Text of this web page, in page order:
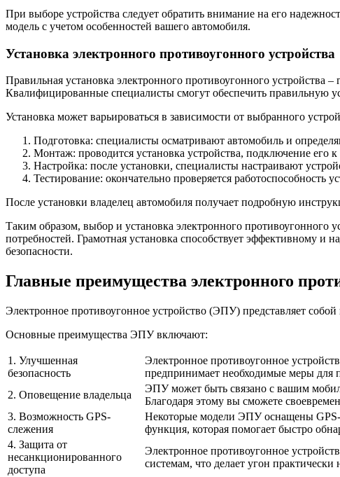
При выборе устройства следует обратить внимание на его
модель с учетом особенностей вашего автомобиля.
Установка электронного противоугонного устройства
Правильная установка электронного противоугонного устройства
Квалифицированные специалисты смогут обеспечить правильную
Установка может варьироваться в зависимости от выбранного
Подготовка: специалисты осматривают автомобиль и
Монтаж: проводится установка устройства, подключение его
Настройка: после установки, специалисты настраивают
Тестирование: окончательно проверяется работоспособность
После установки владелец автомобиля получает подробную
Таким образом, выбор и установка электронного противоугонного
потребностей. Грамотная установка способствует эффективному
безопасности.
Главные преимущества электронного
Электронное противоугонное устройство (ЭПУ) представляет
Основные преимущества ЭПУ включают:
1. Улучшенная
безопасность
Электронное противоугонное
предпринимает необходимые меры для
2. Оповещение владельца
ЭПУ может быть связано с вашим
Благодаря этому вы сможете
3. Возможность GPS-
слежения
Некоторые модели ЭПУ оснащены GPS-
функция, которая помогает быстро
4. Защита от
несанкционированного
доступа
Электронное противоугонное
системам, что делает угон